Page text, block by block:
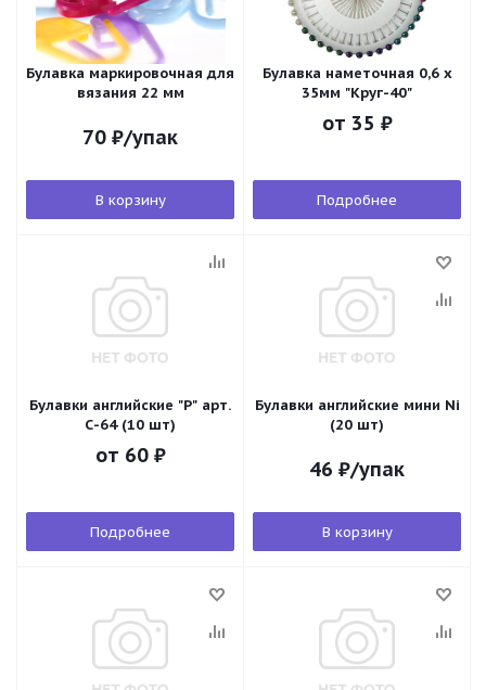
Булавка маркировочная для
вязания 22 мм
70 ₽/упак
В корзину
Булавка наметочная 0,6 х
35мм "Круг-40"
от 35 ₽
Подробнее
Булавки английские "Р" арт.
С-64 (10 шт)
от 60 ₽
Подробнее
Булавки английские мини Ni
(20 шт)
46 ₽/упак
В корзину